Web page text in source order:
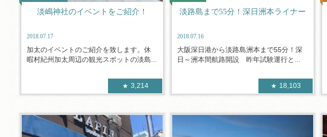
淡嶋神社のイベントをご紹介！
2018.07.17
加太のイベントのご紹介を致します。休
暇村紀州加太周辺の観光スポットの淡島...
3,214
淡路島まで55分！深日洲本ライナー
2018.07.16
大阪深日港から淡路島洲本まで55分！深
日～洲本間航路開設 昨年試験運行と...
18,103